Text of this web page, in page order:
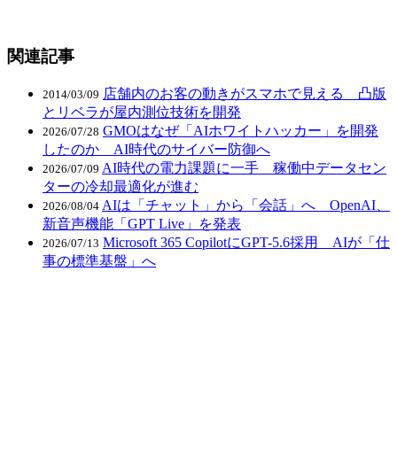
関連記事
2014/03/09 店舗内のお客の動きがスマホで見える 凸版
とリベラが屋内測位技術を開発
2026/07/28 GMOはなぜ「AIホワイトハッカー」を開発
したのか AI時代のサイバー防御へ
2026/07/09 AI時代の電力課題に一手 稼働中データセン
ターの冷却最適化が進む
2026/08/04 AIは「チャット」から「会話」へ OpenAI、
新音声機能「GPT Live」を発表
2026/07/13 Microsoft 365 CopilotにGPT-5.6採用 AIが「仕
事の標準基盤」へ